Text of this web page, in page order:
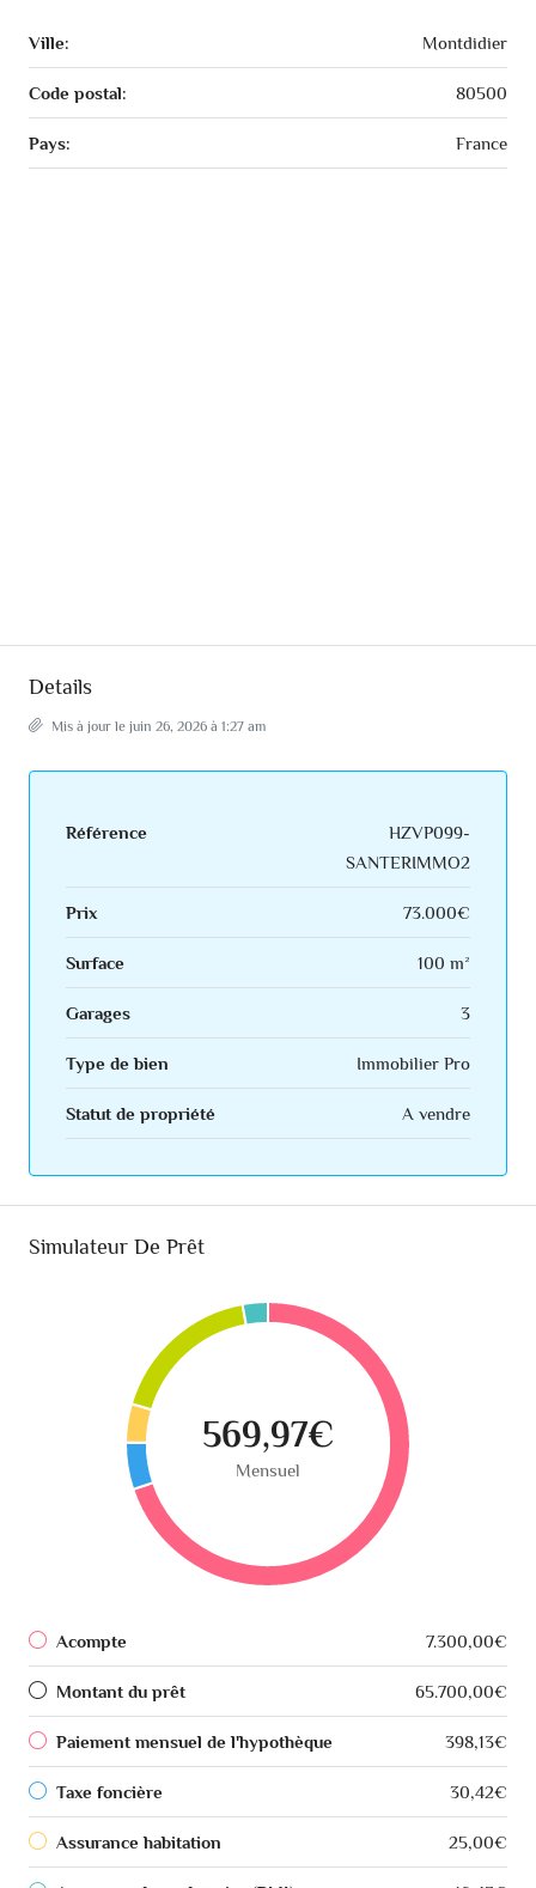
Ville: Montdidier
Code postal: 80500
Pays: France
Details
Mis à jour le juin 26, 2026 à 1:27 am
Référence
HZVP099-
SANTERIMMO2
Prix 73.000€
Surface 100 m²
Garages 3
Type de bien Immobilier Pro
Statut de propriété A vendre
Simulateur De Prêt
569,97€
Mensuel
Acompte 7.300,00€
Montant du prêt 65.700,00€
Paiement mensuel de l'hypothèque 398,13€
Taxe foncière 30,42€
Assurance habitation 25,00€